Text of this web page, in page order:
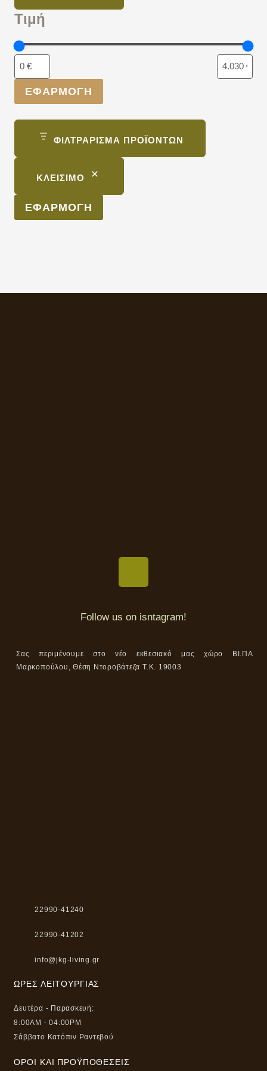
Τιμή
ΕΦΑΡΜΟΓΉ
ΦΙΛΤΡΆΡΙΣΜΑ ΠΡΟΪΌΝΤΩΝ
ΚΛΕΊΣΙΜΟ
ΕΦΑΡΜΟΓΉ
Follow us on isntagram!
Σας περιμένουμε στο νέο εκθεσιακό μας χώρο ΒΙ.ΠΑ
Μαρκοπούλου, Θέση Ντοροβάτεζα Τ.Κ. 19003
22990-41240
22990-41202
info@jkg-living.gr
ΏΡΕΣ ΛΕΙΤΟΥΡΓΊΑΣ
Δευτέρα - Παρασκευή:
8:00AM - 04:00PM
Σάββατο Κατόπιν Ραντεβού
ΌΡΟΙ ΚΑΙ ΠΡΟΫΠΟΘΈΣΕΙΣ